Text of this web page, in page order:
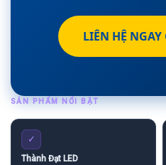
LIÊN HỆ
SẢN PHẨM NỔI BẬT
✓
Thành Đạt LED